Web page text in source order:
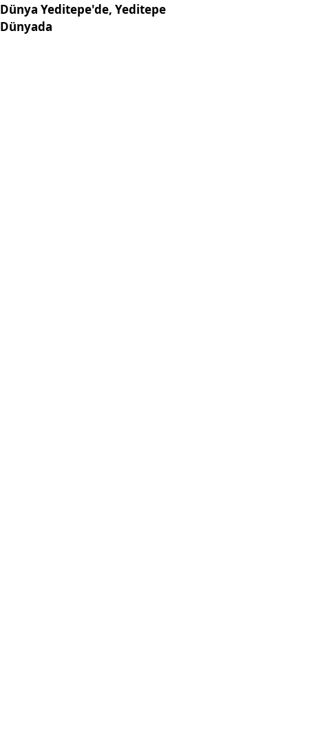
Dünya Yeditepe'de, Yeditepe
Dünyada